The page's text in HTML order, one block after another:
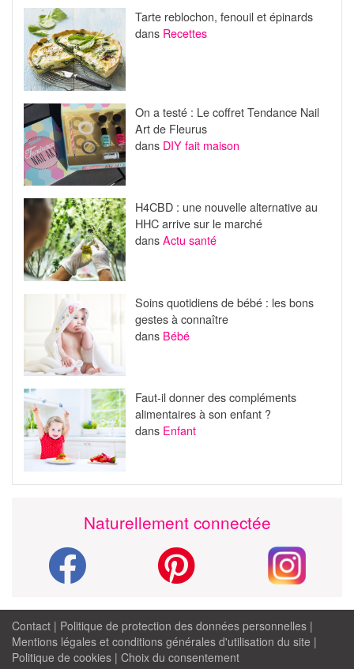
Tarte reblochon, fenouil et épinards
dans Recettes
On a testé : Le coffret Tendance Nail
Art de Fleurus
dans DIY fait maison
H4CBD : une nouvelle alternative au
HHC arrive sur le marché
dansActu santé
Soins quotidiens de bébé : les bons
gestes à connaître
dans Bébé
Faut-il donner des compléments
alimentaires à son enfant ?
dans Enfant
Naturellement connectée
Contact | Politique de protection des données personnelles |
Mentions légales et conditions générales d'utilisation du site |
Politique de cookies | Choix du consentement